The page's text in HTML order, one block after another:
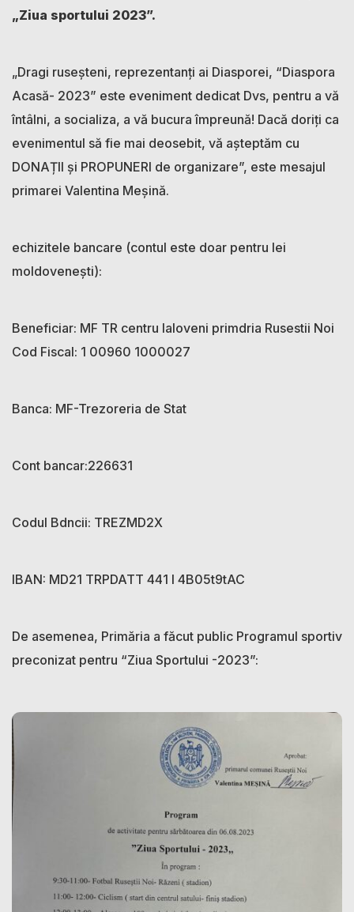
„Ziua sportului 2023”.
„Dragi ruseșteni, reprezentanți ai Diasporei, “Diaspora
Acasă- 2023” este eveniment dedicat Dvs, pentru a vă
întâlni, a socializa, a vă bucura împreună! Dacă doriți ca
evenimentul să fie mai deosebit, vă așteptăm cu
DONAȚII și PROPUNERI de organizare”, este mesajul
primarei Valentina Meșină.
echizitele bancare (contul este doar pentru lei
moldovenești):
Beneficiar: MF TR centru Ialoveni primdria Rusestii Noi
Cod Fiscal: 1 00960 1000027
Banca: MF-Trezoreria de Stat
Cont bancar:226631
Codul Bdncii: TREZMD2X
IBAN: MD21 TRPDATT 441 I 4B05t9tAC
De asemenea, Primăria a făcut public Programul sportiv
preconizat pentru “Ziua Sportului -2023”: